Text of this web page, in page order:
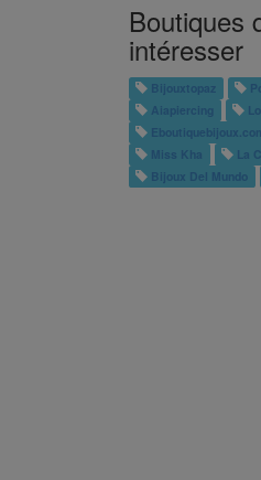
Boutiques
intéresser
Bijouxtopaz
Aiapiercing
Miss Kha
La
Bijoux Del Mundo